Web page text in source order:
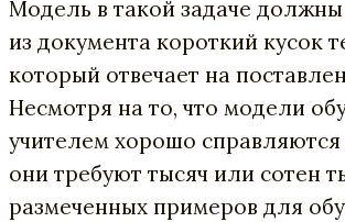
Модель в такой задаче
из документа короткий кусок
который отвечает на
Несмотря на то, что модели
учителем хорошо справляются
они требуют тысяч или сотен
размеченных примеров для